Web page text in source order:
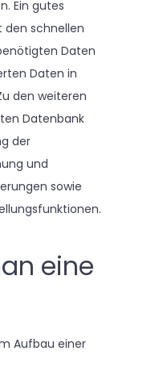
Ein gutes
schnellen
Daten
Daten in
den weiteren
Datenbank
der
und
sowie
eine
Aufbau einer